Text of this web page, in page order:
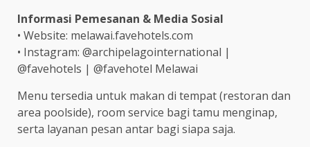
Informasi Pemesanan & Media Sosial
• Website: melawai.favehotels.com
• Instagram: @archipelagointernational |
@favehotels | @favehotel Melawai
Menu tersedia untuk makan di tempat (restoran dan
area poolside), room service bagi tamu menginap,
serta layanan pesan antar bagi siapa saja.